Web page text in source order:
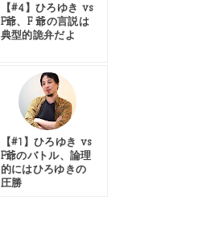
【#4】ひろゆき vs
F爺、F 爺の言説は
典型的詭弁だよ
【#1】ひろゆき vs
F爺のバトル、論理
的にはひろゆきの
圧勝